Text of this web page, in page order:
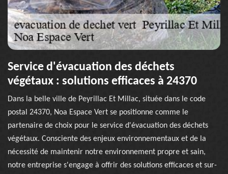
Service d'évacuation des déchets
végétaux : solutions efficaces à 24370
Dans la belle ville de Peyrillac Et Millac, située dans le code
postal 24370, Noa Espace Vert se positionne comme le
partenaire de choix pour le service d'évacuation des déchets
végétaux. Consciente des enjeux environnementaux et de la
nécessité de maintenir notre environnement propre et sain,
notre entreprise s'engage à offrir des solutions efficaces et sur-